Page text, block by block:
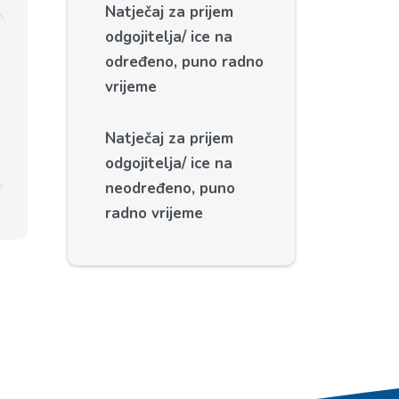
Natječaj za prijem
odgojitelja/ ice na
određeno, puno radno
vrijeme
Natječaj za prijem
odgojitelja/ ice na
neodređeno, puno
radno vrijeme